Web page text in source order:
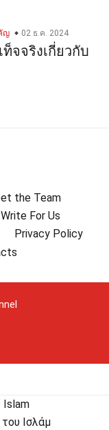
ญ 02 ธ.ค. 2024
ท็จจริงเกี่ยวกับ
the Team
Write For Us
Privacy Policy
Ισλάμ